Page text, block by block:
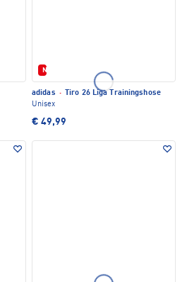
Neu
adidas ·
Tiro 26 Liga Trainingshose
Unisex
€ 49,99